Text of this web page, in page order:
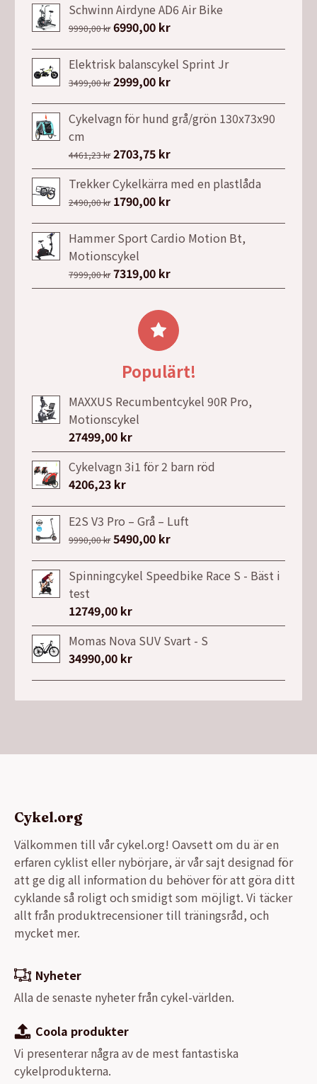
Schwinn Airdyne AD6 Air Bike
9990,00kr Det
ursprungliga
priset
var:
6990,00 krDet
nuvarande
priset
är:
Elektrisk balanscykel Sprint Jr
3499,00kr Det
ursprungliga
priset
3499,00 kr.
2999,00 krDet
nuvarande
priset
2999,00 kr.
Cykelvagn för hund grå/grön 130x73x90
cm
4461,23kr Det
ursprungliga
priset
var:
4461,23 kr.
2703,75 krDet
nuvarande
priset
är:
2703,75 kr.
Trekker Cykelkärra med en plastlåda
2490,00kr Det
ursprungliga
priset
var:
2490,00 kr.
1790,00 krDet
nuvarande
priset
1790,00 kr.
Hammer Sport Cardio Motion Bt,
Motionscykel
7999,00kr Det
ursprungliga
7999,00 kr.
7319,00 krDet
nuvarande
är:
7319,00 kr.
Populärt!
MAXXUS Recumbentcykel 90R Pro,
Motionscykel
27499,00 kr
Cykelvagn 3i1 för 2 barn röd
4206,23 kr
E2S V3 Pro – Grå – Luft
9990,00kr Det
priset
9990,00 kr.
5490,00 krDet
priset
Spinningcykel Speedbike Race S - Bäst i
test
12749,00 kr
Momas Nova SUV Svart - S
34990,00 kr
Cykel.org
Välkommen till vår cykel.org! Oavsett om du är en
erfaren cyklist eller nybörjare, är vår sajt designad för
att ge dig all information du behöver för att göra ditt
cyklande så roligt och smidigt som möjligt. Vi täcker
allt från produktrecensioner till träningsråd, och
mycket mer.
Nyheter
Alla de senaste nyheter från cykel-världen.
Coola produkter
Vi presenterar några av de mest fantastiska
cykelprodukterna.